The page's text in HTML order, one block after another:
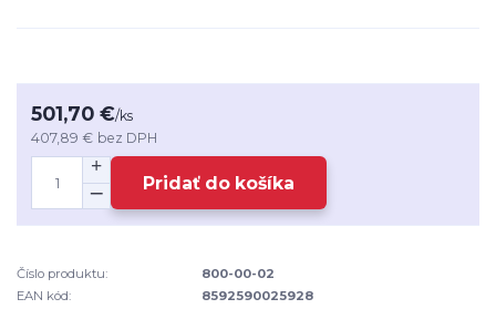
501,70 €/ks
407,89 € bez DPH
Pridať do košíka
Číslo produktu:
800-00-02
EAN kód:
8592590025928